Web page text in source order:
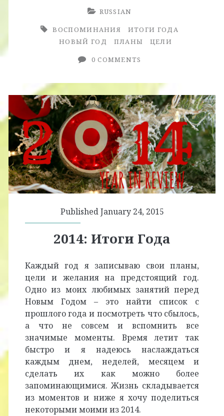
RUSSIAN
ВОСПОМИНАНИЯ
ИТОГИ ГОДА
НОВЫЙ ГОД
ПЛАНЫ
ЦЕЛИ
0 COMMENTS
Published January 24, 2015
2014: Итоги Года
Каждый год я записываю свои планы,
цели и желания на предстоящий год.
Одно из моих любимых занятий перед
Новым Годом – это найти список с
прошлого года и посмотреть что сбылось,
а что не совсем и вспомнить все
значимые моменты. Время летит так
быстро и я надеюсь наслаждаться
каждым днем, неделей, месяцем и
сделать их как можно более
запоминающимися. Жизнь складывается
из моментов и ниже я хочу поделиться
некоторыми моими из 2014.